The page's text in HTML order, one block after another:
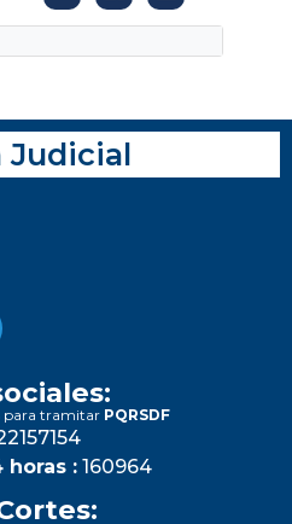
Judicial
para tramitar PQRSDF
horas : 160964